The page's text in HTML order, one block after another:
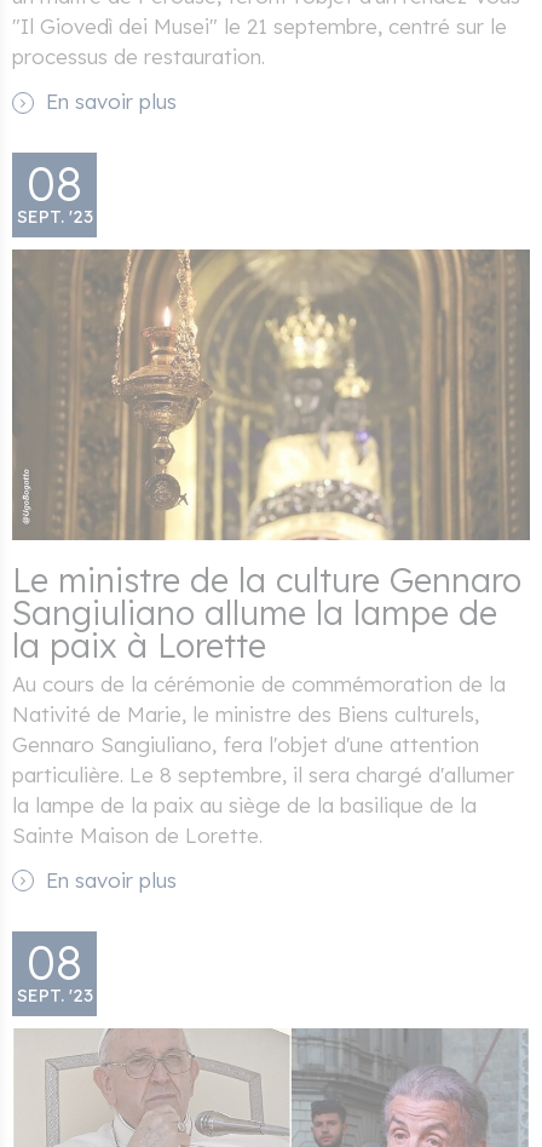
"Il Giovedì dei Musei" le 21 septembre, centré sur le
processus de restauration.
En savoir plus
08
SEPT. '23
Le ministre de la culture Gennaro
Sangiuliano allume la lampe de
la paix à Lorette
Au cours de la cérémonie de commémoration de la
Nativité de Marie, le ministre des Biens culturels,
Gennaro Sangiuliano, fera l'objet d'une attention
particulière. Le 8 septembre, il sera chargé d'allumer
la lampe de la paix au siège de la basilique de la
Sainte Maison de Lorette.
En savoir plus
08
SEPT. '23